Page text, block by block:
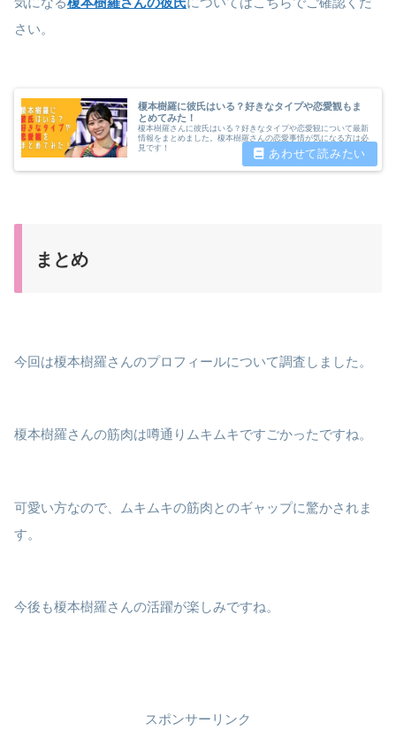
さい。
榎本樹羅に彼氏はいる？好きなタイプや恋愛観もま
とめてみた！
榎本樹羅さんに彼氏はいる？好きなタイプや恋愛観について最新
情報をまとめました。榎本樹羅さんの恋愛事情が気になる方は必
見です！
まとめ
今回は榎本樹羅さんのプロフィールについて調査しました。
榎本樹羅さんの筋肉は噂通りムキムキですごかったですね。
可愛い方なので、ムキムキの筋肉とのギャップに驚かされま
す。
今後も榎本樹羅さんの活躍が楽しみですね。
スポンサーリンク